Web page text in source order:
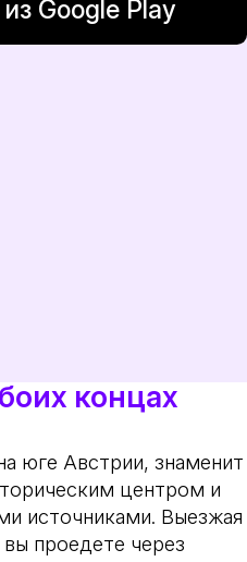
Google Play
концах
юге Австрии, знаменит
центром и
источниками. Выезжая
вы проедете через